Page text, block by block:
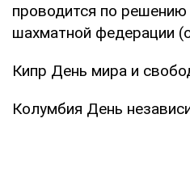
проводится по
шахматной федерации
Кипр День мира и
Колумбия День